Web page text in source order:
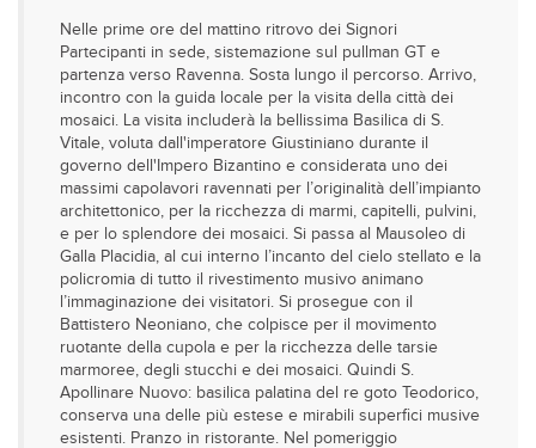
Nelle prime ore del mattino ritrovo dei Signori
Partecipanti in sede, sistemazione sul pullman GT e
partenza verso Ravenna. Sosta lungo il percorso. Arrivo,
incontro con la guida locale per la visita della città dei
mosaici. La visita includerà la bellissima Basilica di S.
Vitale, voluta dall'imperatore Giustiniano durante il
governo dell'Impero Bizantino e considerata uno dei
massimi capolavori ravennati per l’originalità dell’impianto
architettonico, per la ricchezza di marmi, capitelli, pulvini,
e per lo splendore dei mosaici. Si passa al Mausoleo di
Galla Placidia, al cui interno l’incanto del cielo stellato e la
policromia di tutto il rivestimento musivo animano
l’immaginazione dei visitatori. Si prosegue con il
Battistero Neoniano, che colpisce per il movimento
ruotante della cupola e per la ricchezza delle tarsie
marmoree, degli stucchi e dei mosaici. Quindi S.
Apollinare Nuovo: basilica palatina del re goto Teodorico,
conserva una delle più estese e mirabili superfici musive
esistenti. Pranzo in ristorante. Nel pomeriggio